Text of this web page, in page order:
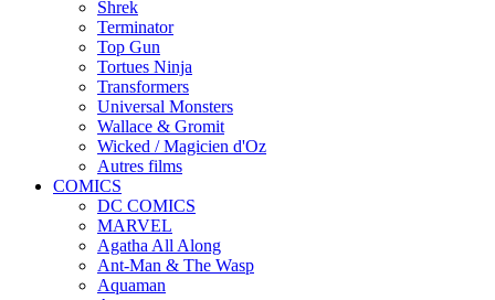
Shrek
Terminator
Top Gun
Tortues Ninja
Transformers
Universal Monsters
Wallace & Gromit
Wicked / Magicien d'Oz
Autres films
COMICS
DC COMICS
MARVEL
Agatha All Along
Ant-Man & The Wasp
Aquaman